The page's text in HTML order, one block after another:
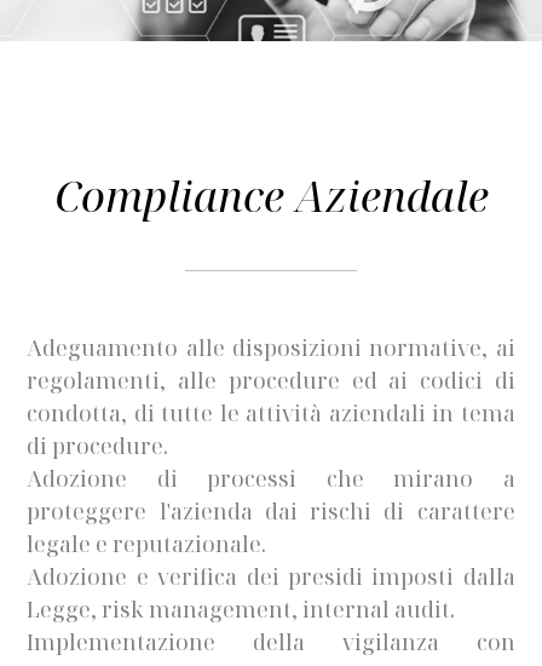
Compliance Aziendale
Adeguamento alle disposizioni normative, ai
regolamenti, alle procedure ed ai codici di
condotta, di tutte le attività aziendali in tema
di procedure.
Adozione di processi che mirano a
proteggere l'azienda dai rischi di carattere
legale e reputazionale.
Adozione e verifica dei presidi imposti dalla
Legge, risk management, internal audit.
Implementazione della vigilanza con